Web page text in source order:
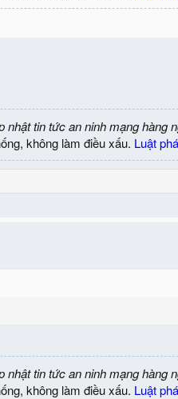
nhật tin tức an ninh mạng hàng
không làm điều xấu. Luật
nhật tin tức an ninh mạng hàng
không làm điều xấu. Luật